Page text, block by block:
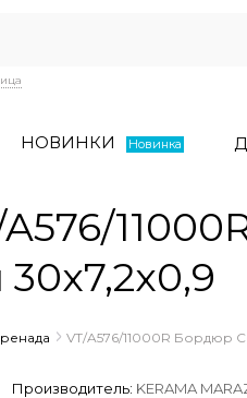
НОВИНКИ Новинка
A576/
VT/A576/11000R Бордюр
Производитель: KERAMA